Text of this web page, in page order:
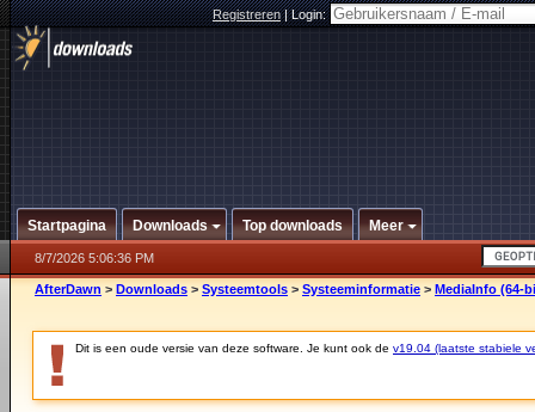
Registreren|Login:
Startpagina Downloads Top downloads Meer
8/7/2026 5:06:36 PM
AfterDawn > Downloads > Systeemtools > Systeeminformatie > MediaInfo (64-
Dit is een oude versie van deze software. Je kunt ook de v19.04 (laatste stabiele